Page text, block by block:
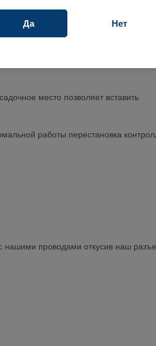
место позволяет вставить
работы перестановка
нашими проводами откусив наш
Да Нет